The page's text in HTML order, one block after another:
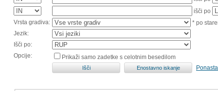
išči po
Vrsta gradiva:
* po
Jezik:
Išči po:
Opcije:
Prikaži samo zadetke s celotnim besedilom